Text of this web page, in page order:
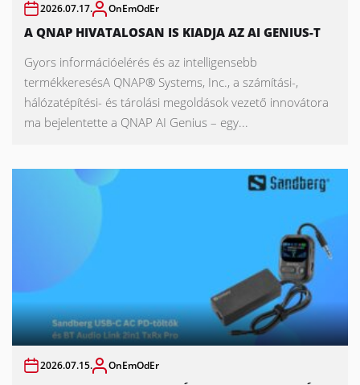
2026.07.17. OnEmOdEr
A QNAP HIVATALOSAN IS KIADJA AZ AI GENIUS-T
Gyors információelérés és az intelligensebb
termékkeresésA QNAP® Systems, Inc., a számítási-,
hálózatépítési- és tárolási megoldások vezető innovátora
ma bejelentette a QNAP AI Genius – egy...
2026.07.15. OnEmOdEr